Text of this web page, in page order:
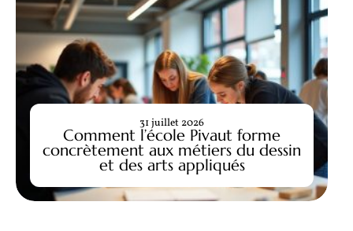
Comment l’école Pivaut forme
concrètement aux métiers du dessin
et des arts appliqués
31 juillet 2026